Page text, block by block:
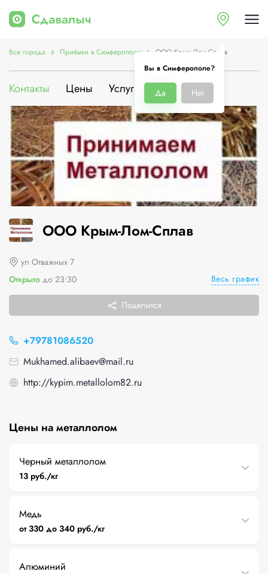
Вы в Симферополе?
Да Нет
Все города Приёмки в Симферополе ООО Крым-Лом-Сплав
Контакты Цены Услуги О компании
ООО Крым-Лом-Сплав
ул Отважных 7
Открыто до 23:30 Весь график
Поделится
+79781086520
Mukhamed.alibaev@mail.ru
http://kypim.metallolom82.ru
Цены на металлолом
Черный металлолом
13 руб./кг
Медь
от 330 до 340 руб./кг
Алюминий